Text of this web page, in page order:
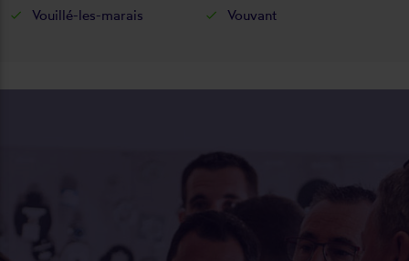
Vouillé-les-marais
Vouvant